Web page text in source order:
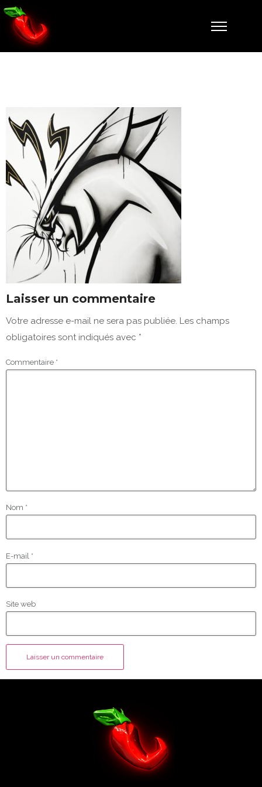
Laisser un commentaire
Votre adresse e-mail ne sera pas publiée. Les champs
obligatoires sont indiqués avec *
Commentaire *
Nom *
E-mail *
Site web